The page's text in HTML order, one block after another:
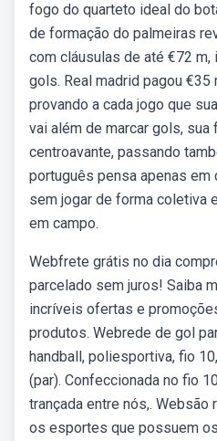
fogo do quarteto ideal do
de formação do palmeiras
com cláusulas de até €72 m,
gols. Real madrid pagou
provando a cada jogo que
vai além de marcar gols, sua
centroavante, passando
português pensa apenas em
sem jogar de forma coletiva
em campo.
Webfrete grátis no dia
parcelado sem juros! Saiba
incríveis ofertas e
produtos. Webrede de gol
handball, poliesportiva, fio
(par). Confeccionada no fio
trançada entre nós,.
os esportes que possuem